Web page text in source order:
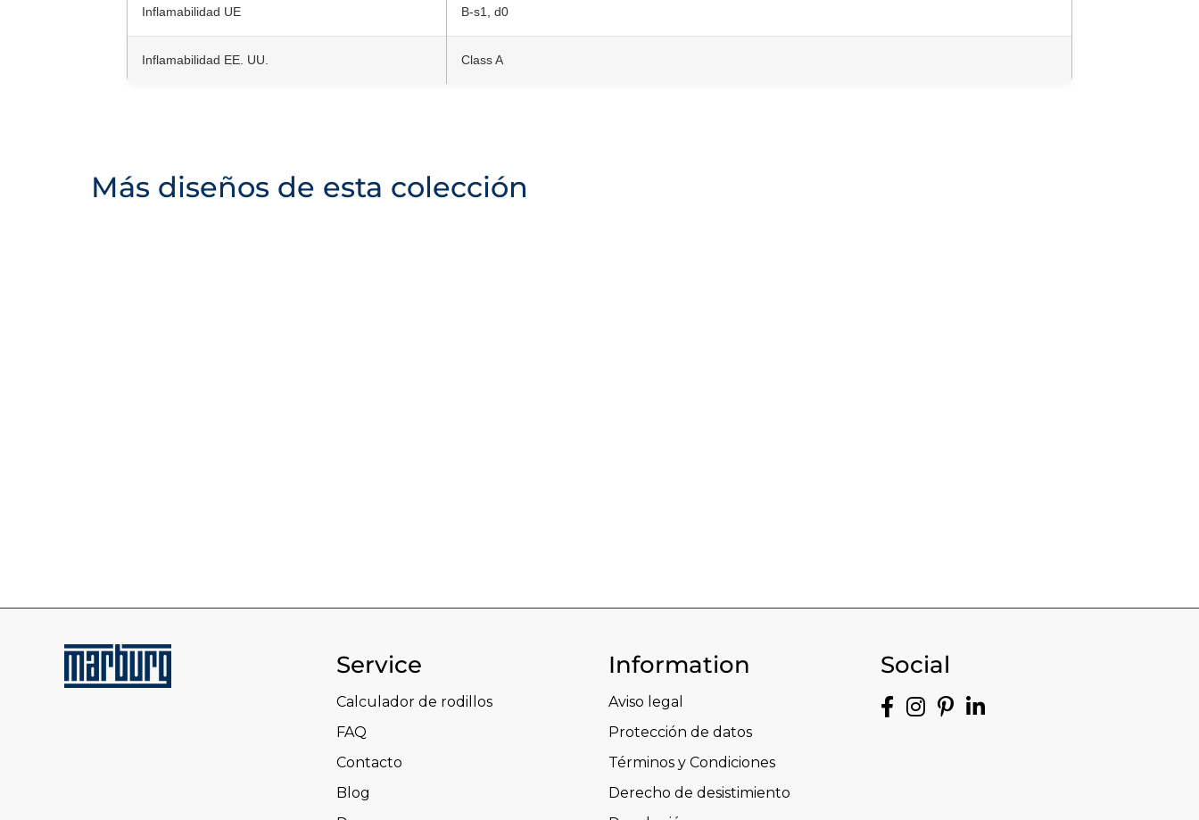
Inflamabilidad UE B-s1, d0
Inflamabilidad EE. UU. Class A
Más diseños de esta colección
Service
Calculador de rodillos
FAQ
Contacto
Blog
Information
Aviso legal
Protección de datos
Términos y Condiciones
Derecho de desistimiento
Social